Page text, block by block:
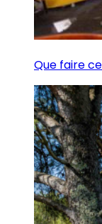
Que faire